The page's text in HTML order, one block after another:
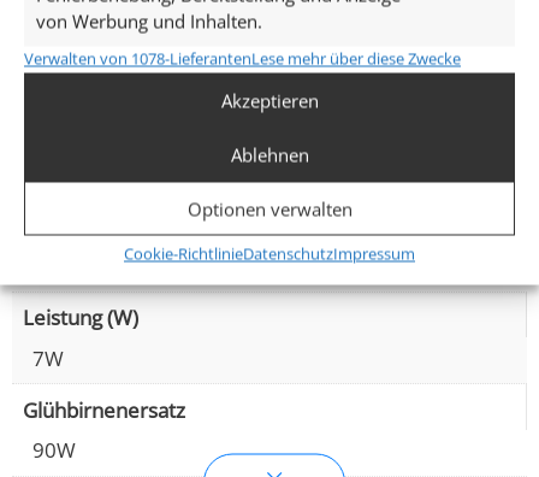
von Werbung und Inhalten.
Verwalten von 1078-LieferantenLese mehr über diese Zwecke
Akzeptieren
Ablehnen
Optionen verwalten
Cookie-RichtlinieDatenschutzImpressum
Gesamtmaße
82×82×25mm
Leistung (W)
7W
Glühbirnenersatz
90W